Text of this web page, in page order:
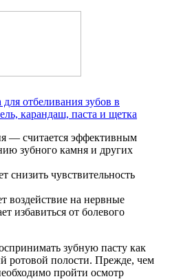
отбеливания зубов в
карандаш, паста и щетка
— считается эффективным
зубного камня и других
снизить чувствительность
воздействие на нервные
избавиться от болевого
зубную пасту как
ротовой полости. Прежде, чем
пройти осмотр